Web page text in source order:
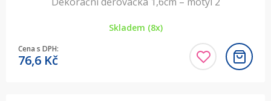
Skladem (8x)
Cena s DPH:
76,6 Kč